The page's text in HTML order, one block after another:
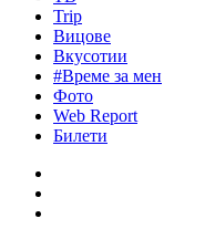
Trip
Вицове
Вкусотии
#Време за мен
Фото
Web Report
Билети